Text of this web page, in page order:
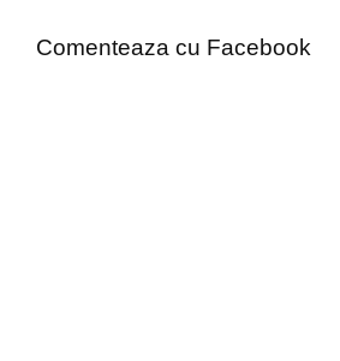
Comenteaza cu Facebook